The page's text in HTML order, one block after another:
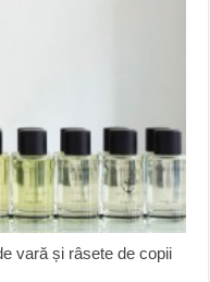
vară și râsete de copii